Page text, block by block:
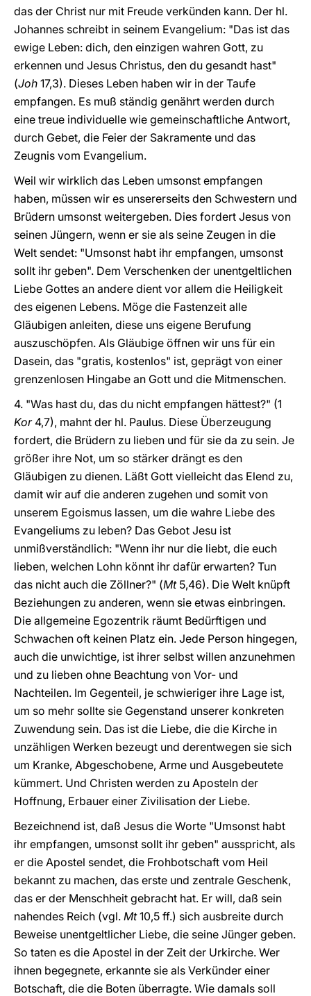
das der Christ nur mit Freude verkünden kann. Der hl.
Johannes schreibt in seinem Evangelium: "Das ist das
ewige Leben: dich, den einzigen wahren Gott, zu
erkennen und Jesus Christus, den du gesandt hast"
(Joh 17,3). Dieses Leben haben wir in der Taufe
empfangen. Es muß ständig genährt werden durch
eine treue individuelle wie gemeinschaftliche Antwort,
durch Gebet, die Feier der Sakramente und das
Zeugnis vom Evangelium.
Weil wir wirklich das Leben umsonst empfangen
haben, müssen wir es unsererseits den Schwestern und
Brüdern umsonst weitergeben. Dies fordert Jesus von
seinen Jüngern, wenn er sie als seine Zeugen in die
Welt sendet: "Umsonst habt ihr empfangen, umsonst
sollt ihr geben". Dem Verschenken der unentgeltlichen
Liebe Gottes an andere dient vor allem die Heiligkeit
des eigenen Lebens. Möge die Fastenzeit alle
Gläubigen anleiten, diese uns eigene Berufung
auszuschöpfen. Als Gläubige öffnen wir uns für ein
Dasein, das "gratis, kostenlos" ist, geprägt von einer
grenzenlosen Hingabe an Gott und die Mitmenschen.
4. "Was hast du, das du nicht empfangen hättest?" (1
Kor4,7), mahnt der hl. Paulus. Diese Überzeugung
fordert, die Brüdern zu lieben und für sie da zu sein. Je
größer ihre Not, um so stärker drängt es den
Gläubigen zu dienen. Läßt Gott vielleicht das Elend zu,
damit wir auf die anderen zugehen und somit von
unserem Egoismus lassen, um die wahre Liebe des
Evangeliums zu leben? Das Gebot Jesu ist
unmißverständlich: "Wenn ihr nur die liebt, die euch
lieben, welchen Lohn könnt ihr dafür erwarten? Tun
das nicht auch die Zöllner?" (Mt5,46). Die Welt knüpft
Beziehungen zu anderen, wenn sie etwas einbringen.
Die allgemeine Egozentrik räumt Bedürftigen und
Schwachen oft keinen Platz ein. Jede Person hingegen,
auch die unwichtige, ist ihrer selbst willen anzunehmen
und zu lieben ohne Beachtung von Vor- und
Nachteilen. Im Gegenteil, je schwieriger ihre Lage ist,
um so mehr sollte sie Gegenstand unserer konkreten
Zuwendung sein. Das ist die Liebe, die die Kirche in
unzähligen Werken bezeugt und derentwegen sie sich
um Kranke, Abgeschobene, Arme und Ausgebeutete
kümmert. Und Christen werden zu Aposteln der
Hoffnung, Erbauer einer Zivilisation der Liebe.
Bezeichnend ist, daß Jesus die Worte "Umsonst habt
ihr empfangen, umsonst sollt ihr geben" ausspricht, als
er die Apostel sendet, die Frohbotschaft vom Heil
bekannt zu machen, das erste und zentrale Geschenk,
das er der Menschheit gebracht hat. Er will, daß sein
nahendes Reich (vgl. Mt10,5 ff.) sich ausbreite durch
Beweise unentgeltlicher Liebe, die seine Jünger geben.
So taten es die Apostel in der Zeit der Urkirche. Wer
ihnen begegnete, erkannte sie als Verkünder einer
Botschaft, die die Boten überragte. Wie damals soll